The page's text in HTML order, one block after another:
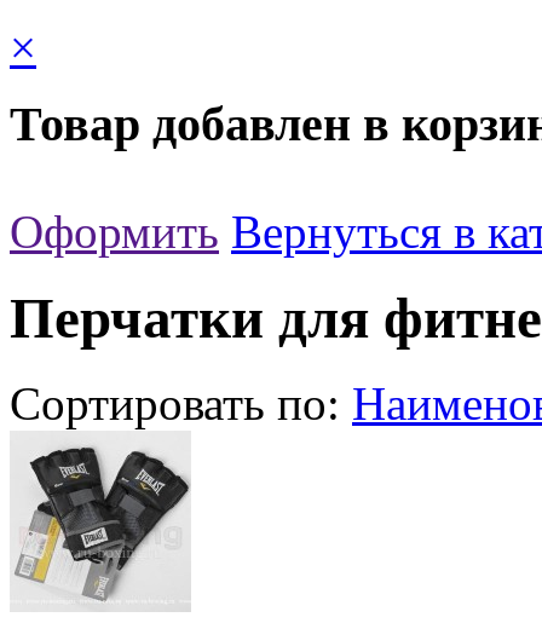
×
Товар добавлен в
Оформить Вернуться в
Перчатки для
Сортировать по: